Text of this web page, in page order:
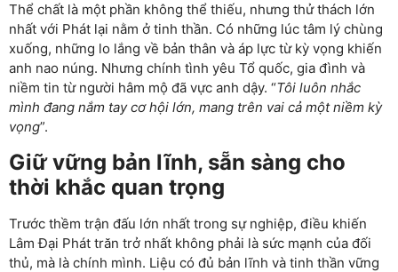
Thể chất là một phần không thể thiếu, nhưng thử thách lớn
nhất với Phát lại nằm ở tinh thần. Có những lúc tâm lý chùng
xuống, những lo lắng về bản thân và áp lực từ kỳ vọng khiến
anh nao núng. Nhưng chính tình yêu Tổ quốc, gia đình và
niềm tin từ người hâm mộ đã vực anh dậy. “Tôi luôn nhắc
mình đang nắm tay cơ hội lớn, mang trên vai cả một niềm kỳ
vọng”.
Giữ vững bản lĩnh, sẵn sàng cho
thời khắc quan trọng
Trước thềm trận đấu lớn nhất trong sự nghiệp, điều khiến
Lâm Đại Phát trăn trở nhất không phải là sức mạnh của đối
thủ, mà là chính mình. Liệu có đủ bản lĩnh và tinh thần vững